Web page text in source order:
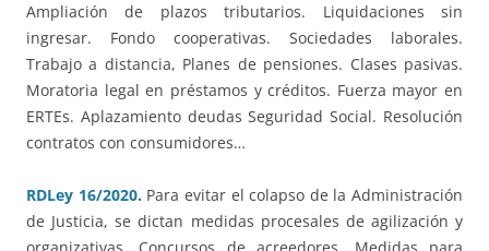
Ampliación de plazos tributarios. Liquidaciones sin
ingresar. Fondo cooperativas. Sociedades laborales.
Trabajo a distancia, Planes de pensiones. Clases pasivas.
Moratoria legal en préstamos y créditos. Fuerza mayor en
ERTEs. Aplazamiento deudas Seguridad Social. Resolución
contratos con consumidores…
RDLey 16/2020. Para evitar el colapso de la Administración
de Justicia, se dictan medidas procesales de agilización y